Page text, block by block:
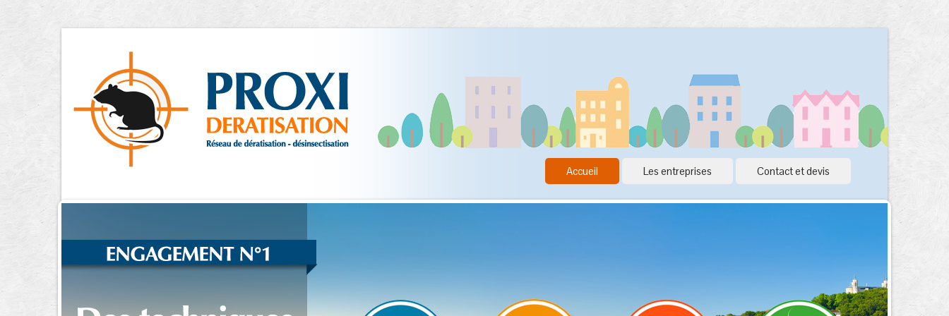
Accueil Les entreprises Contact et devis